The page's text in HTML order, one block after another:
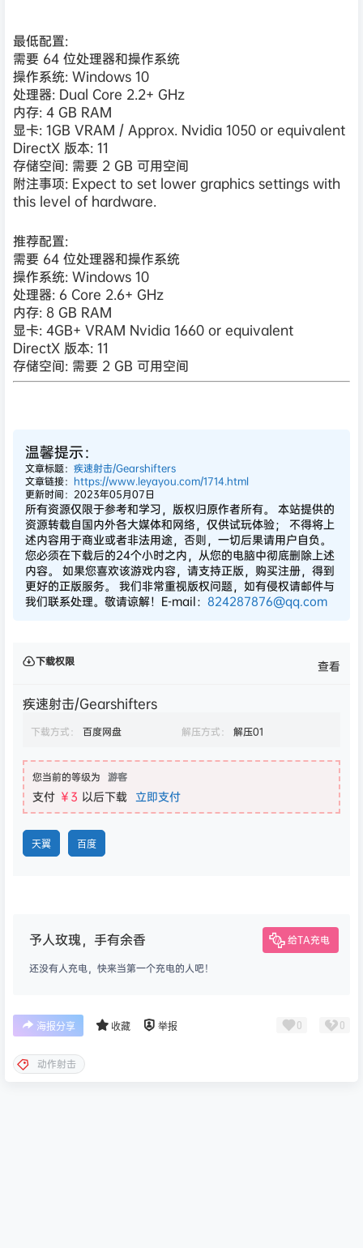
推荐配置:
需要 64 位处理器和操作系统
操作系统: Windows 10
处理器: 6 Core 2.6+ GHz
内存: 8 GB RAM
显卡: 4GB+ VRAM Nvidia 1660 or equivalent
DirectX 版本: 11
存储空间: 需要 2 GB 可用空间
温馨提示：
文章标题：疾速射击/Gearshifters
文章链接：https://www.leyayou.com/1714.html
更新时间：2023年05月07日
所有资源仅限于参考和学习，版权归原作者所有。 本站提供的
资源转载自国内外各大媒体和网络，仅供试玩体验； 不得将上
述内容用于商业或者非法用途，否则，一切后果请用户自负。
您必须在下载后的24个小时之内，从您的电脑中彻底删除上述
内容。 如果您喜欢该游戏内容，请支持正版，购买注册，得到
下载权限
疾速射击/Gearshifters
下载方式： 百度网盘 解压方式： 解压01
您当前的等级为 游客
支付 ￥3 以后下载 立即支付
天翼
还没有人充电，快来当第一个充电的人吧！
海报分享